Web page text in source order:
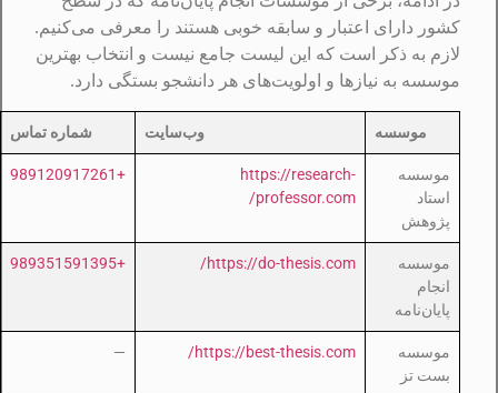
کشور دارای اعتبار و سابقه خوبی هستند را معرفی می‌کنیم.
لازم به ذکر است که این لیست جامع نیست و انتخاب بهترین
موسسه به نیازها و اولویت‌های هر دانشجو بستگی دارد.
موسسه وب‌سایت شماره تماس
موسسه
استاد
پژوهش
https://research-
professor.com/
+989120917261
موسسه
انجام
پایان‌نامه
https://do-thesis.com/
+989351591395
موسسه
بست تز
https://best-thesis.com/
—